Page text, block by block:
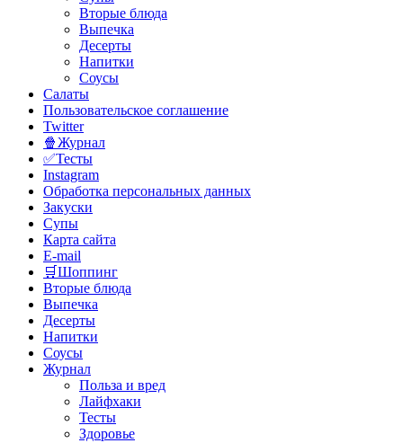
Вторые блюда
Выпечка
Десерты
Напитки
Соусы
Салаты
Пользовательское соглашение
Twitter
🍿Журнал
✅Тесты
Instagram
Обработка персональных данных
Закуски
Супы
Карта сайта
E-mail
🛒Шоппинг
Вторые блюда
Выпечка
Десерты
Напитки
Соусы
Журнал
Польза и вред
Лайфхаки
Тесты
Здоровье